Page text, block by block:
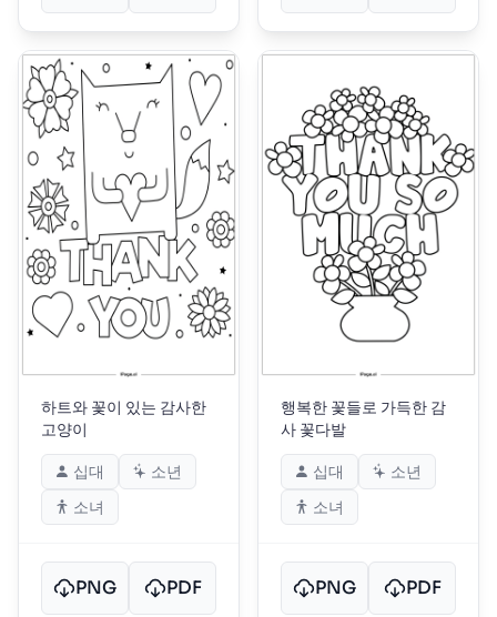
하트와 꽃이 있는 감사한
고양이
십대
소년
소녀
PNG PDF
행복한 꽃들로 가득한 감
사 꽃다발
십대
소년
소녀
PNG PDF